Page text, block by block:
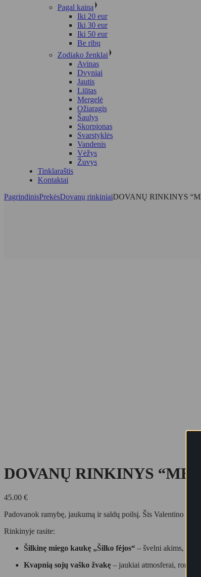
Pagal kainą
Iki 20 eur
Iki 30 eur
Iki 50 eur
Be ribų
Zodiako ženklai
Avinas
Dvyniai
Jautis
Liūtas
Mergelė
Ožiaragis
Šaulys
Skorpionas
Svarstyklės
Vandenis
Vėžys
Žuvys
Tinklaraštis
Kontaktai
PagrindinisPrekėsDovanų rinkiniaiDOVANŲ RINKINYS
DOVANŲ RINKINYS
45.00 €
Padovanok ramybę, jaukumą ir saldų poilsį. Šis Valentino
Rinkinyje rasite:
Šilkinę miego kaukę „Šilko fėjos“ – švelni akims,
Kvapnią sojų vaško žvakę – jaukiai atmosferai,